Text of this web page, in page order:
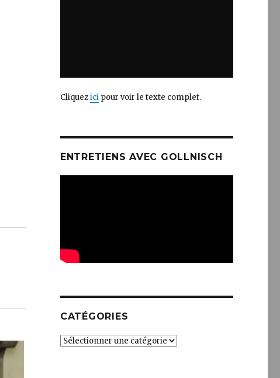
Cliquezicipour voir le texte complet.
ENTRETIENS AVEC GOLLNISCH
CATÉGORIES
Catégories